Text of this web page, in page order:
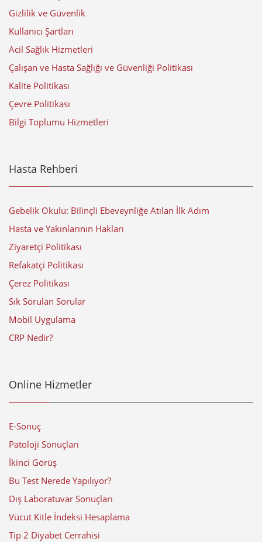
Gizlilik ve Güvenlik
Kullanıcı Şartları
Acil Sağlık Hizmetleri
Çalışan ve Hasta Sağlığı ve Güvenliği Politikası
Kalite Politikası
Çevre Politikası
Bilgi Toplumu Hizmetleri
Hasta Rehberi
Gebelik Okulu: Bilinçli Ebeveynliğe Atılan İlk Adım
Hasta ve Yakınlarının Hakları
Ziyaretçi Politikası
Refakatçi Politikası
Çerez Politikası
Sık Sorulan Sorular
Mobil Uygulama
CRP Nedir?
Online Hizmetler
E-Sonuç
Patoloji Sonuçları
İkinci Görüş
Bu Test Nerede Yapılıyor?
Dış Laboratuvar Sonuçları
Vücut Kitle İndeksi Hesaplama
Tip 2 Diyabet Cerrahisi